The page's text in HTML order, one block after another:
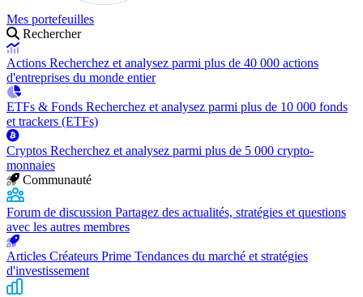
Mes portefeuilles
Rechercher
Actions Recherchez et analysez parmi plus de 40 000 actions
d'entreprises du monde entier
ETFs & Fonds Recherchez et analysez parmi plus de 10 000 fonds
et trackers (ETFs)
Cryptos Recherchez et analysez parmi plus de 5 000 crypto-
monnaies
Communauté
Forum de discussion Partagez des actualités, stratégies et questions
avec les autres membres
Articles Créateurs Prime Tendances du marché et stratégies
d'investissement